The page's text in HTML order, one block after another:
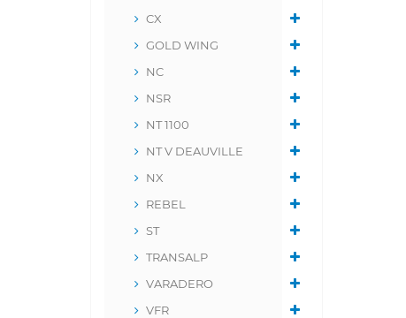
CX
GOLD WING
NC
NSR
NT 1100
NT V DEAUVILLE
NX
REBEL
ST
TRANSALP
VARADERO
VFR